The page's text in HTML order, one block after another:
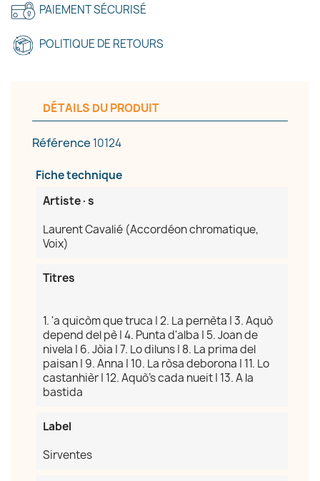
PAIEMENT SÉCURISÉ
POLITIQUE DE RETOURS
DÉTAILS DU PRODUIT
Référence 10124
Fiche technique
Artiste·s
Laurent Cavalié (Accordéon chromatique,
Voix)
Titres
1. 'a quicòm que truca | 2. La pernèta | 3. Aquò
depend del pè | 4. Punta d'alba | 5. Joan de
nivela | 6. Jòia | 7. Lo diluns | 8. La prima del
paisan | 9. Anna | 10. La ròsa deborona | 11. Lo
castanhièr | 12. Aquò's cada nueit | 13. A la
bastida
Label
Sirventes
Créer une liste d'envies
Nom de la liste d'envies